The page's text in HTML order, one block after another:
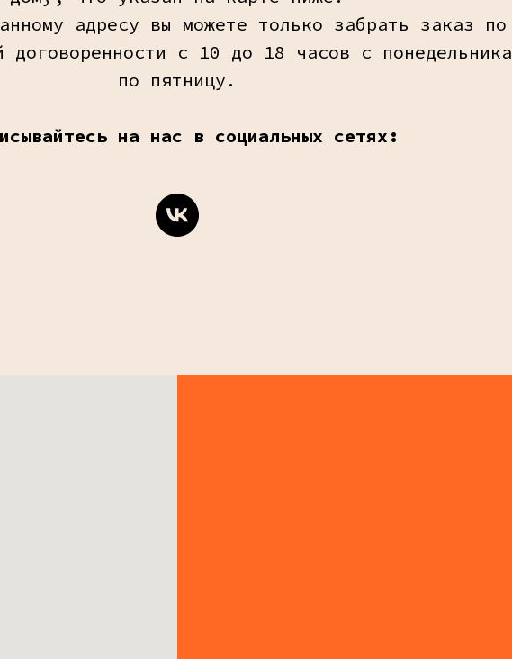
адресу вы можете только забрать заказ по
договоренности с 10 до 18 часов с понедельника
по пятницу.
на нас в социальных сетях: